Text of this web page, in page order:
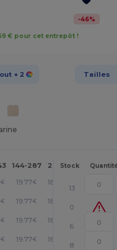
-46%
€ pour cet entrepôt !
+ 2 Tailles
144-287 288 + Plus
Stock
€ 19.77€ 18.95
13
€ 19.77€ 18.95
0
€ 19.77€ 18.95
6
€ 19.77€ 18.95
8